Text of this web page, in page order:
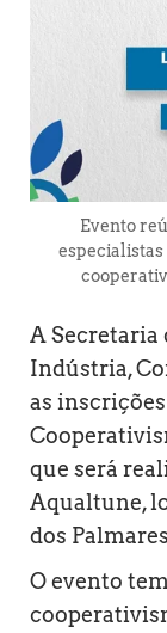
Evento
A Secretaria
Indústria,
as
que será
Aqualtune,
dos
O evento